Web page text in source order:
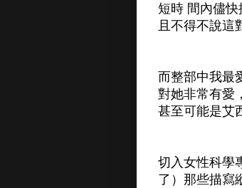
短時 間內儘
且不得不說這
而整部中我最
對她非常有愛
甚至可能是艾
切入女性科學
了）那些描寫